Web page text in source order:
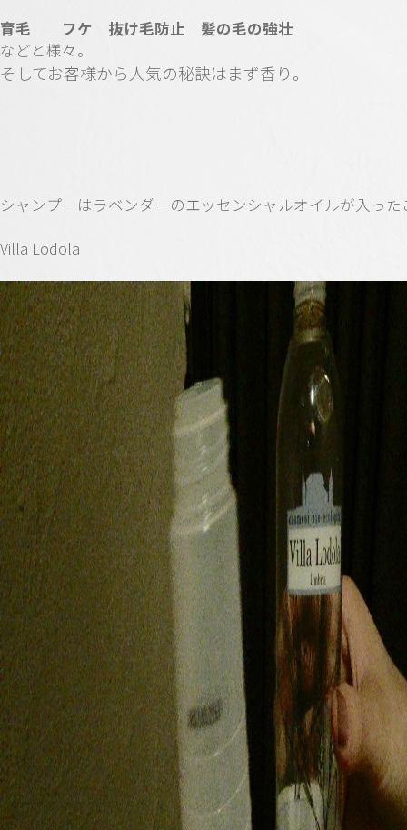
育毛 フケ 抜け毛防止 髪の毛の強壮
などと様々。
そしてお客様から人気の秘訣はまず香り。
シャンプーはラベンダーのエッセンシャルオイルが入った
Villa Lodola